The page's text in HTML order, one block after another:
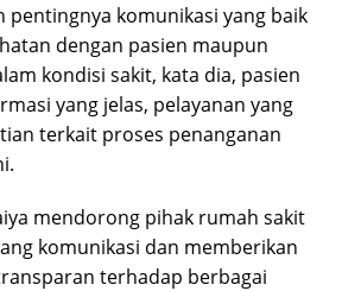
pentingnya komunikasi yang baik
dengan pasien maupun
kondisi sakit, kata dia, pasien
yang jelas, pelayanan yang
terkait proses penanganan
mendorong pihak rumah sakit
komunikasi dan memberikan
terhadap berbagai